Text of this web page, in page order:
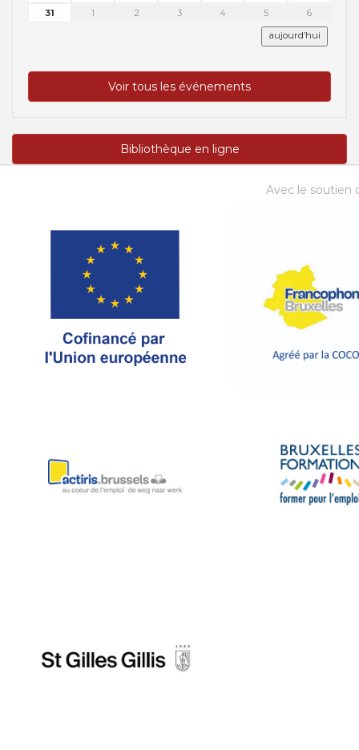
31
1 2 3 4 5 6
aujourd’hui
Voir tous les événements
Bibliothèque en ligne
Avec le soutien